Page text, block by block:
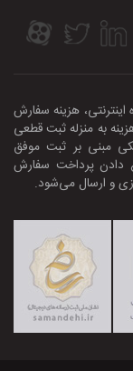
هزینه سفارش
به منزله ثبت قطعی
مبنی بر ثبت موفق
دادن پرداخت سفارش
و ارسال می‏‌شود.